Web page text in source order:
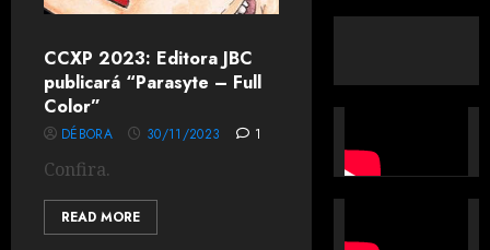
CCXP 2023: Editora JBC
publicará “Parasyte – Full
Color”
DÉBORA 30/11/2023 1
Confira.
READ MORE